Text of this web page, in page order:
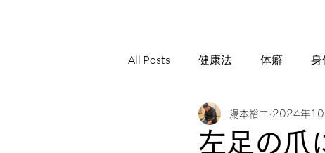
All Posts 健康法 体癖 身
サビアンシンボル 音楽
左足の爪
湯本裕二 2024年10